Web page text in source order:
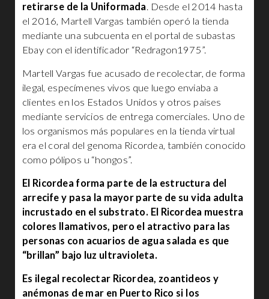
retirarse de la Uniformada. Desde el 2014 hasta
el 2016, Martell Vargas también operó la tienda
mediante una subcuenta en el portal de subastas
Ebay con el identificador “Redragon1975”.
Martell Vargas fue acusado de recolectar, de forma
ilegal, especímenes vivos que luego enviaba a
clientes en los Estados Unidos y otros países
mediante servicios de entrega comerciales. Uno de
los organismos más populares en la tienda virtual
era el coral del genoma Ricordea, también conocido
como pólipos u “hongos”.
El Ricordea forma parte de la estructura del
arrecife y pasa la mayor parte de su vida adulta
incrustado en el substrato. El Ricordea muestra
colores llamativos, pero el atractivo para las
personas con acuarios de agua salada es que
“brillan” bajo luz ultravioleta.
Es ilegal recolectar Ricordea, zoantideos y
anémonas de mar en Puerto Rico si los